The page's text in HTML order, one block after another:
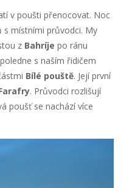
v poušti přenocovat. Noc
s místními průvodci. My
z Bahríje po ránu
s naším řidičem
Bílé pouště. Její první
. Průvodci rozlišují
poušť se nachází více